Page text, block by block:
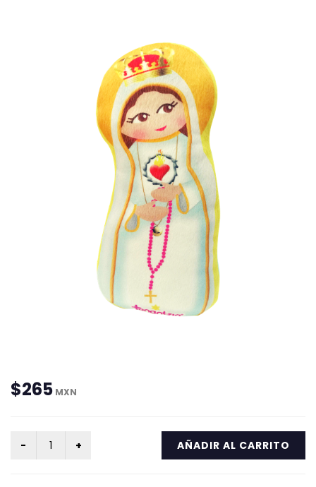
$265 MXN
AÑADIR AL CARRITO